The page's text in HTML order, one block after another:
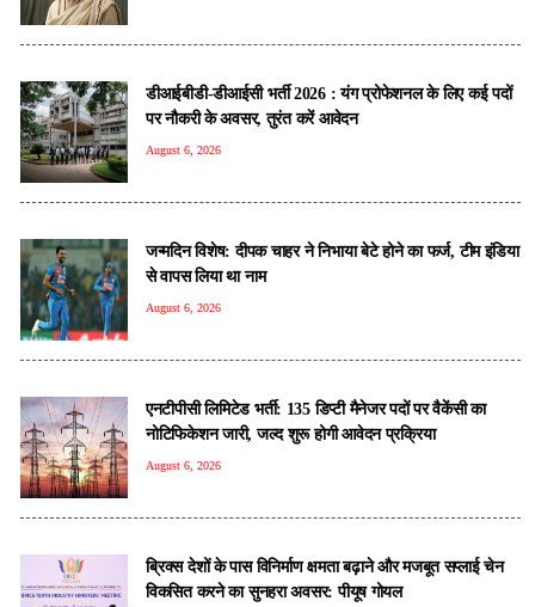
डीआईबीडी-डीआईसी भर्ती 2026 : यंग प्रोफेशनल के लिए कई पदों
पर नौकरी के अवसर, तुरंत करें आवेदन
August 6, 2026
जन्मदिन विशेष: दीपक चाहर ने निभाया बेटे होने का फर्ज, टीम इंडिया
से वापस लिया था नाम
August 6, 2026
एनटीपीसी लिमिटेड भर्ती: 135 डिप्टी मैनेजर पदों पर वैकेंसी का
नोटिफिकेशन जारी, जल्द शुरू होगी आवेदन प्रक्रिया
August 6, 2026
ब्रिक्स देशों के पास विनिर्माण क्षमता बढ़ाने और मजबूत सप्लाई चेन
विकसित करने का सुनहरा अवसर: पीयूष गोयल